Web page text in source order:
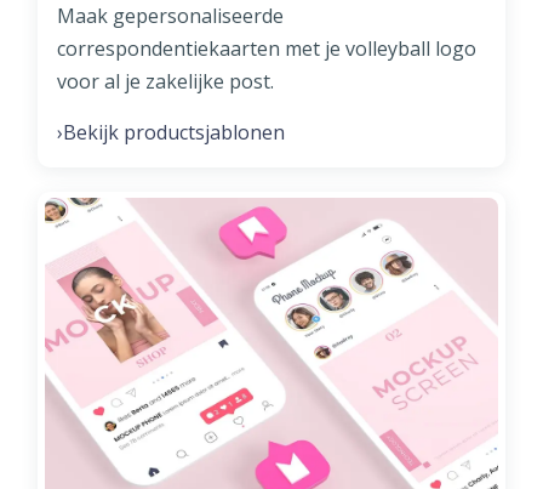
Maak gepersonaliseerde
correspondentiekaarten met je volleyball logo
voor al je zakelijke post.
›Bekijk productsjablonen